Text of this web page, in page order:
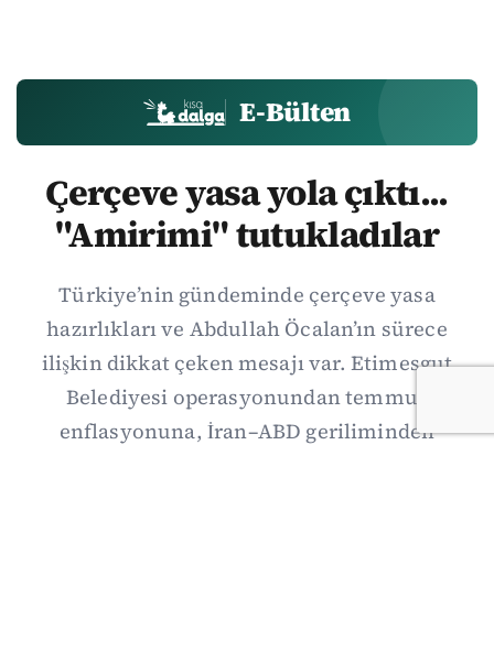
E-Bülten
Çerçeve yasa yola çıktı...
"Amirimi" tutukladılar
Türkiye’nin gündeminde çerçeve yasa
hazırlıkları ve Abdullah Öcalan’ın sürece
ilişkin dikkat çeken mesajı var. Etimesgut
Belediyesi operasyonundan temmuz
enflasyonuna, İran–ABD geriliminden